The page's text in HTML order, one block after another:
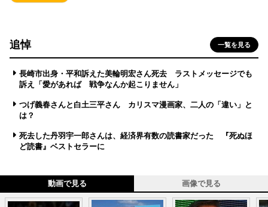
追悼 一覧を見る
長崎市出身・平和訴えた美輪明宏さん死去 ラストメッセージでも
訴え「愛があれば 戦争なんか起こりません」
つげ義春さんと白土三平さん カリスマ漫画家、二人の「違い」と
は？
死去した丹羽宇一郎さんは、経済界有数の読書家だった 『死ぬほ
ど読書』ベストセラーに
動画で見る 画像で見る